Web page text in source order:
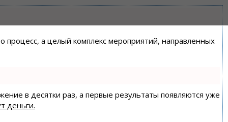
процесс, а целый комплекс мероприятий, направленных
в десятки раз, а первые результаты появляются уже
деньги.